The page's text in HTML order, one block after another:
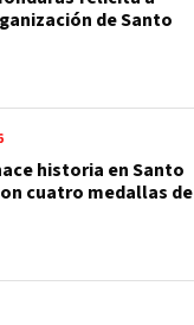
de Santo
historia en Santo
cuatro medallas de